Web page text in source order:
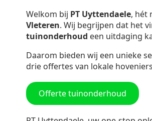
Welkom bij PT Uyttendaele, hét
Vleteren. Wij begrijpen dat het
tuinonderhoud een uitdaging
Daarom bieden wij een unieke
drie offertes van lokale
Offerte tuinonderhoud